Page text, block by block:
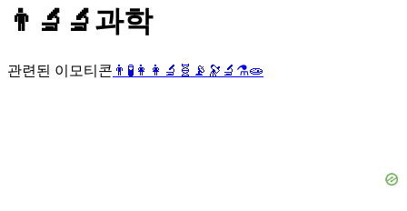
👨‍🔬🔬과학
관련된 이모티콘 👨 🧪 👩 👩‍🔬 🧬 📡 🔭 🔬 ⚗️🧫